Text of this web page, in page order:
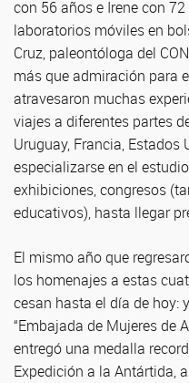
con 56 años e Irene con
laboratorios móviles en
Cruz, paleontóloga del
más que admiración para
atravesaron muchas
viajes a diferentes partes
Uruguay, Francia, Estados
especializarse en el
exhibiciones, congresos
educativos), hasta llegar
El mismo año que
los homenajes a estas
cesan hasta el día de hoy:
“Embajada de Mujeres de
entregó una medalla
Expedición a la Antártida,